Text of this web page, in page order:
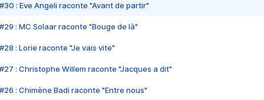
#30 : Eve Angeli raconte "Avant de partir"
#29 : MC Solaar raconte "Bouge de là"
#28 : Lorie raconte "Je vais vite"
#27 : Christophe Willem raconte "Jacques a dit"
#26 : Chimène Badi raconte "Entre nous"